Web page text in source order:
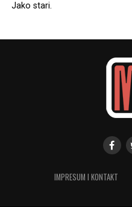
Jako stari.
IMPRESUM I KONTAKT